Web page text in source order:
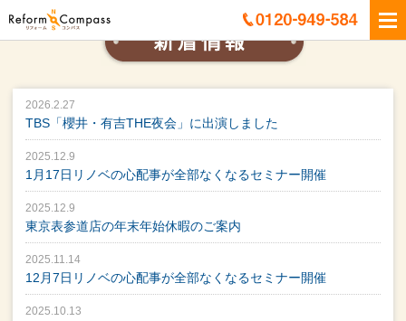
2026.2.27
TBS「櫻井・有吉THE夜会」に出演しました
2025.12.9
1月17日リノベの心配事が全部なくなるセミナー開催
2025.12.9
東京表参道店の年末年始休暇のご案内
2025.11.14
12月7日リノベの心配事が全部なくなるセミナー開催
2025.10.13